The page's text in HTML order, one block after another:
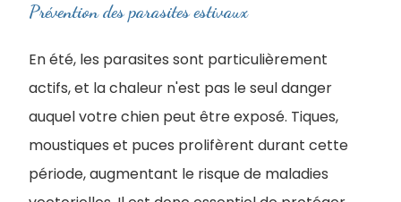
Prévention des parasites estivaux
En été, les parasites sont particulièrement
actifs, et la chaleur n'est pas le seul danger
auquel votre chien peut être exposé. Tiques,
moustiques et puces prolifèrent durant cette
période, augmentant le risque de maladies